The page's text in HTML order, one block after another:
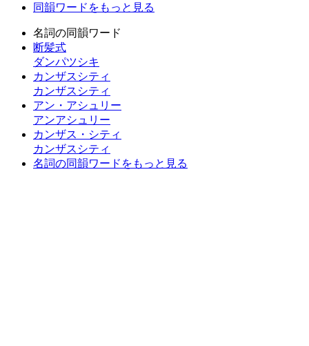
同韻ワードをもっと見る
名詞の同韻ワード
断髪式
ダンパツシキ
カンザスシティ
カンザスシティ
アン・アシュリー
アンアシュリー
カンザス・シティ
カンザスシティ
名詞の同韻ワードをもっと見る